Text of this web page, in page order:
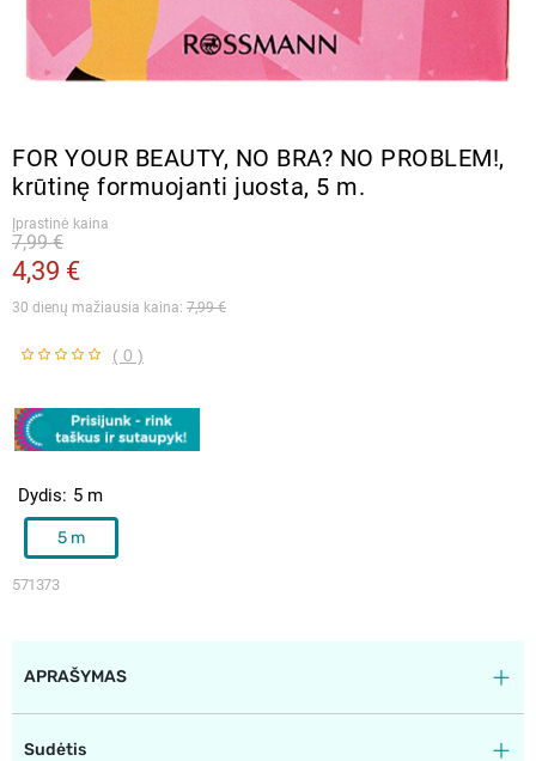
FOR YOUR BEAUTY, NO BRA? NO PROBLEM!,
krūtinę formuojanti juosta, 5 m.
Įprastinė kaina
4,39 €
7,99 €
30 dienų mažiausia kaina: 7,99 €
( 0 )
571373
Dydis 5 m
5 m
APRAŠYMAS
Sudėtis